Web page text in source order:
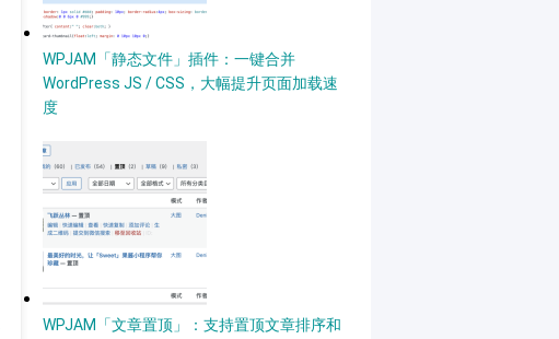
WPJAM「静态文件」插件：一键合并
WordPress JS / CSS，大幅提升页面加载速
度
WPJAM「文章置顶」：支持置顶文章排序和